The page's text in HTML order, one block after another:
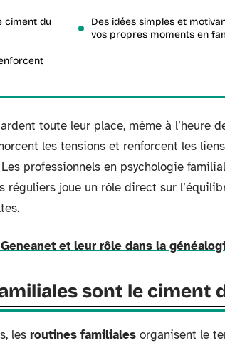
ciment du
Des idées simples et
vos propres moments en
toute leur place, même à l’heure
les tensions et renforcent les
professionnels en psychologie
réguliers joue un rôle direct sur
et leur rôle dans la
sont le ciment
les routines familiales organisent le